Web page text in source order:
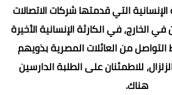
الإنسانية التي قدمتها شركات الاتصالات
الخارج، في الكارثة الإنسانية الأخيرة
من العائلات المصرية بذويهم
للاطمئنان على الطلبة الدارسين
هناك.